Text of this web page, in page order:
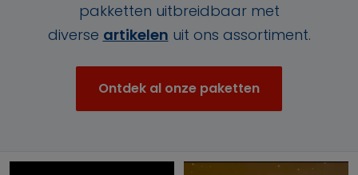
pakketten uitbreidbaar met
diverse artikelen uit ons assortiment.
Ontdek al onze paketten